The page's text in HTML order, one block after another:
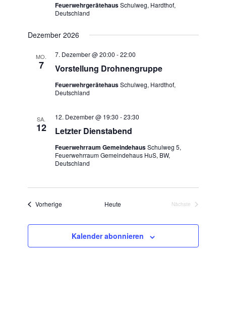
FeuerwehrgerätehausSchulweg, Hardthof,
Deutschland
Dezember 2026
MO.
7 Vorstellung Drohnengruppe
7. Dezember @ 20:00 -22:00
FeuerwehrgerätehausSchulweg, Hardthof,
Deutschland
SA.
12 Letzter Dienstabend
12. Dezember @ 19:30 -23:30
Feuerwehrraum GemeindehausSchulweg 5,
Feuerwehrraum Gemeindehaus HuS, BW,
Deutschland
VorherigeVeranstaltungenHeute
Nächste
Kalender abonnieren